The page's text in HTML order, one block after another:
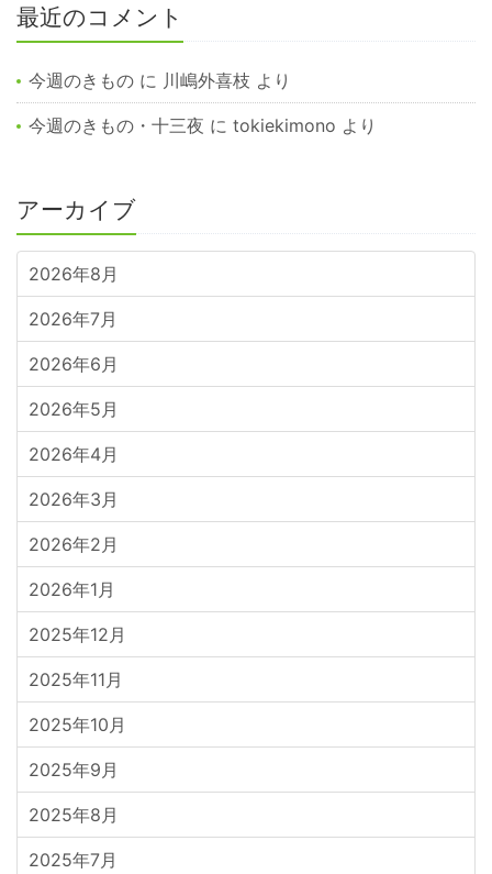
最近のコメント
今週のきもの に 川嶋外喜枝 より
今週のきもの・十三夜 にtokiekimono より
アーカイブ
2026年8月
2026年7月
2026年6月
2026年5月
2026年4月
2026年3月
2026年2月
2026年1月
2025年12月
2025年11月
2025年10月
2025年9月
2025年8月
2025年7月